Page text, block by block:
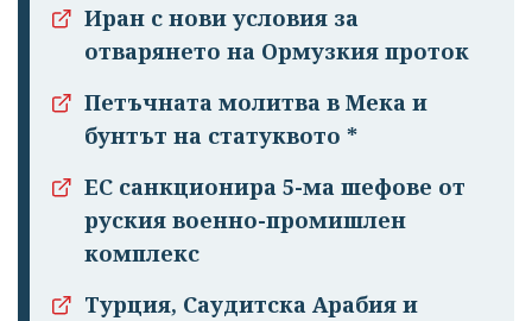
Иран с нови условия за
отварянето на Ормузкия проток
Петъчната молитва в Мека и
бунтът на статуквото *
ЕС санкционира 5-ма шефове от
руския военно-промишлен
комплекс
Турция, Саудитска Арабия и